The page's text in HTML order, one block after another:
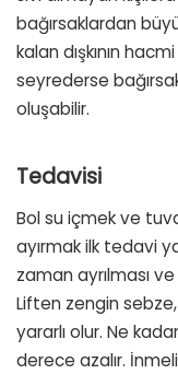
bağırsaklardan
kalan dışkının
seyrederse
oluşabilir.
Tedavisi
Bol su içmek ve
ayırmak ilk tedavi
zaman ayrılması
Liften zengin
yararlı olur. Ne
derece azalır.